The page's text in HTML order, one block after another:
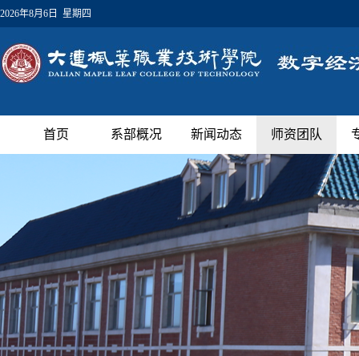
2026年8月6日 星期四
首页 系部概况 新闻动态 师资团队